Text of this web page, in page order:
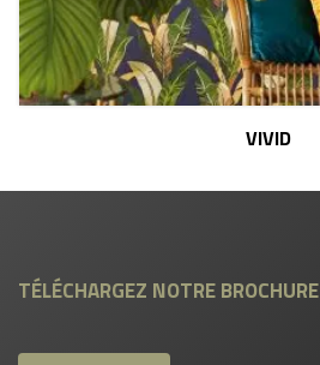
VIVID
TÉLÉCHARGEZ NOTRE BROCHURE